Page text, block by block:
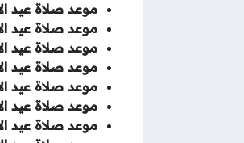
موعد صلاة عيد
موعد صلاة
موعد صلاة عيد
موعد صلاة عيد
موعد صلاة عيد
موعد صلاة عيد
موعد صلاة عيد